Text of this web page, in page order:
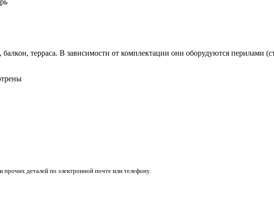
терраса. В зависимости от комплектации они оборудуются перилами
прочих деталей по электронной почте или телефону.